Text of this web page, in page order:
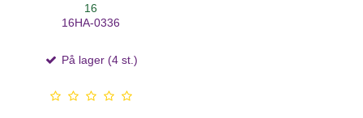
16
16HA-0336
På lager (4 st.)